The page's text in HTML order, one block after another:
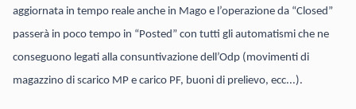
aggiornata in tempo reale anche in Mago e l’operazione da “Closed”
passerà in poco tempo in “Posted” con tutti gli automatismi che ne
conseguono legati alla consuntivazione dell’Odp (movimenti di
magazzino di scarico MP e carico PF, buoni di prelievo, ecc...).